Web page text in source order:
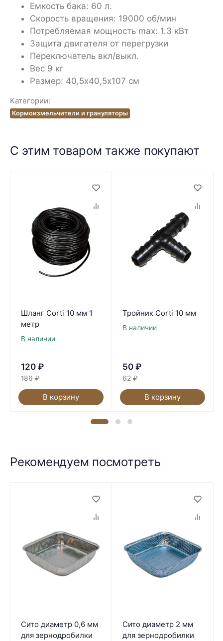
Емкость бака: 60 л.
Скорость вращения: 19000 об/мин
Потребляемая мощность max: 1.3 кВт
Защита двигателя от перегрузки
Переключатель вкл/выкл.
Вес 9 кг
Размер: 40,5х40,5х107 см
Категории:
Кормоизмельчители и грануляторы
С этим товаром также покупают
Шланг Corti 10 мм 1
метр
В наличии
120 ₽
186 ₽
В корзину
Тройник Corti 10 мм
В наличии
50 ₽
62 ₽
В корзину
Рекомендуем посмотреть
Сито диаметр 0,6 мм
для зернодробилки
Сито диаметр 2 мм
для зернодробилки